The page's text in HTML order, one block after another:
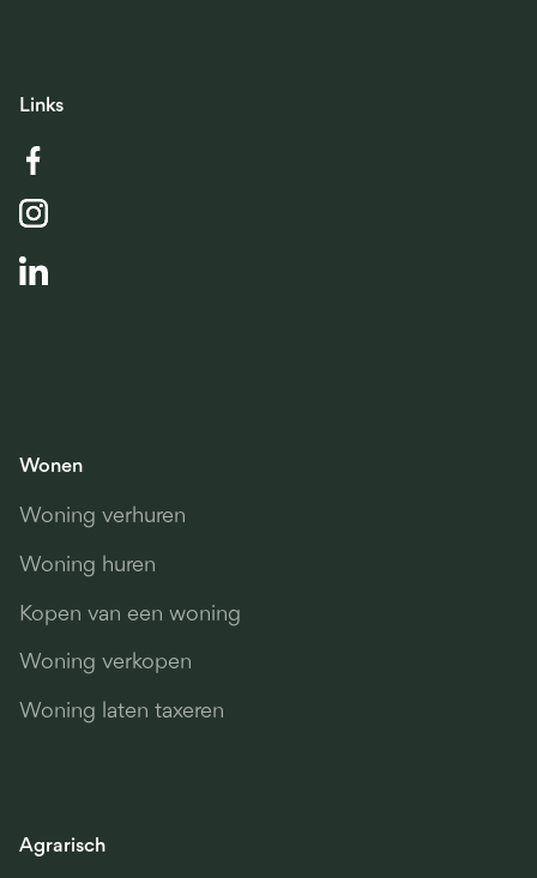
Links
Wonen
Woning verhuren
Woning huren
Kopen van een woning
Woning verkopen
Woning laten taxeren
Agrarisch